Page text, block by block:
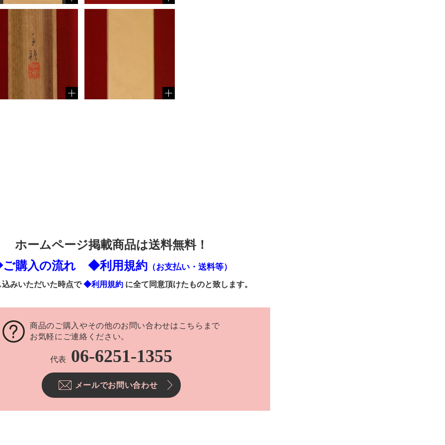
ホームページ掲載商品は送料無料！
購入の流れ
◆利用規約 （お支払い・送料等）
みいただいた時点で◆利用規約 に全て同意頂けたものと致します。
商品のご購入やその他のお問い合わせはこちらまで
お気軽にご連絡ください。
代表 06-6251-1355
メールでお問い合わせ